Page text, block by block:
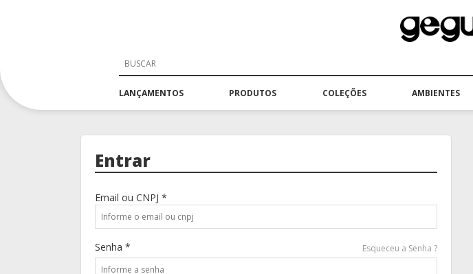
LANÇAMENTOS PRODUTOS COLEÇÕES AMBIENTES
Entrar
Email ou CNPJ *
Senha * Esqueceu a Senha ?